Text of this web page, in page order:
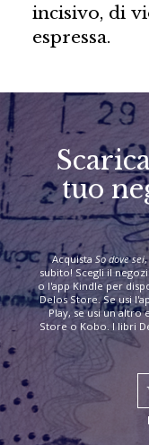
incisivo, di
espressa.
tuo
Acquista So dove sei
subito! Scegli il
o l'app Kindle per
Delos Store. Se usi
Play, se usi un altro
Store o Kobo. I libri